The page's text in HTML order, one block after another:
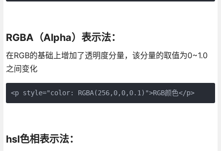
RGBA（Alpha）表示法：
在RGB的基础上增加了透明度分量，该分量的取值为0~1.0
之间变化
<p style="color: RGBA(256,0,0,0.1)">RGB颜色</p>
hsl色相表示法：